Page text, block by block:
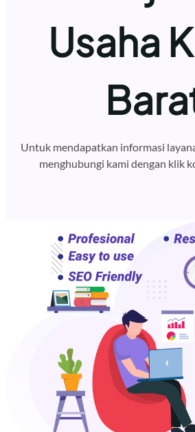
Usaha
Untuk mendapatkan informasi
menghubungi kami dengan klik